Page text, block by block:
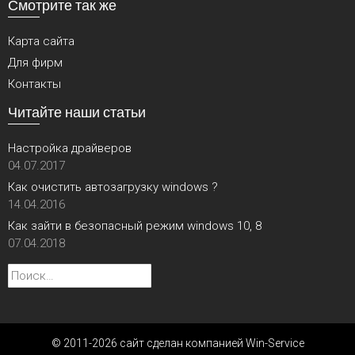
Смотрите так же
Карта сайта
Для фирм
Контакты
Читайте наши статьи
Настройка драйверов
04.07.2017
Как очистить автозагрузку windows ?
14.04.2016
Как зайти в безопасный режим windows 10, 8
07.04.2018
Найти:
© 2011-2026 сайт сделан компанией Win-Service